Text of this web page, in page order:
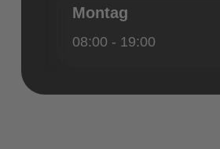
Montag
08:00 - 19:00